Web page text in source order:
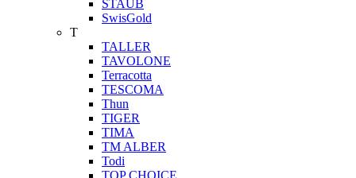
STAUB
SwisGold
T
TALLER
TAVOLONE
Terracotta
TESCOMA
Thun
TIGER
TIMA
TM ALBER
Todi
TOP CHOICE